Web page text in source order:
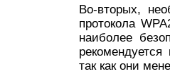
Во-вторых,
протокола
наиболее
так как они